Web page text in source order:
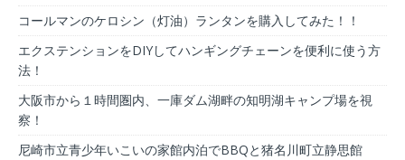
コールマンのケロシン（灯油）ランタンを購入してみた！！
エクステンションをDIYしてハンギングチェーンを便利に使う方
法！
大阪市から１時間圏内、一庫ダム湖畔の知明湖キャンプ場を視
察！
尼崎市立青少年いこいの家館内泊でBBQと猪名川町立静思館